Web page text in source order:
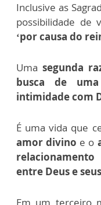
Inclusive as
possibilidade de
‘por causa do
Uma segunda
busca de
intimidade com
É uma vida que
amor divino e o
entre Deus e